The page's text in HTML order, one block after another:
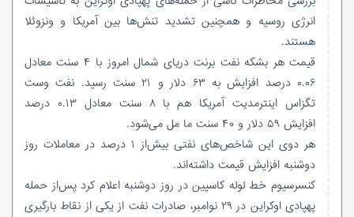
انرژی روسیه و همچنین تشدید تنش‌ها بین آمریکا و ونزوئلا
هستند.
قیمت هر بشکه نفت برنت دریای شمال امروز با ۴ سنت معادل
۰.۰۶ درصد افزایش به ۶۳ دلار و ۲۱ سنت رسید. نفت وست
تگزاس اینترمدیت آمریکا هم با ۸ سنت معادل ۰.۱۳ درصد
افزایش ۵۹ دلار و ۴۰ سنت ما مل می‌شود.
هر دوی این شاخص‌های نفتی بیش‌از ۱ درصد در معاملات روز
دوشنبه افزایش قیمت داشته‌اند.
کنسرسیوم خط لوله کاسپین در روز دوشنبه اعلام کرد پس‌از حمله
پهپادی اوکراین در ۲۹ نوامبر، صادرات نفت از یکی از نقاط بارگیری